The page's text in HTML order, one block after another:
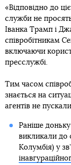
«Відповідно до
служби не
Іванка Трамп і
співробітникам
включаючи
пресслужбі.
Тим часом
знається на
агентів не
Раніше
викликали до
Колумбія) у